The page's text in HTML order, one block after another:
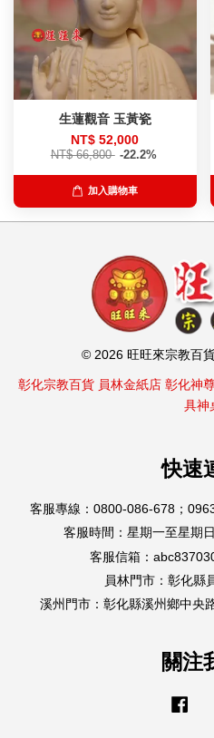
生蓮觀音 玉黃瓷
NT$ 52,000
NT$ 66,800 -22.2%
加入購物車
© 2026 旺旺來宗教百
彰化宗教百貨 員林金紙店 彰化神
具神
快速
客服專線：0800-086-678；
客服時間：星期一至星期
客服信箱：
員林門市：彰化縣
溪州門市：彰化縣溪州鄉中央
關注